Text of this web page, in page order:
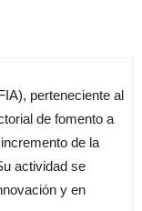
perteneciente al
de fomento a
de la
actividad se
y en